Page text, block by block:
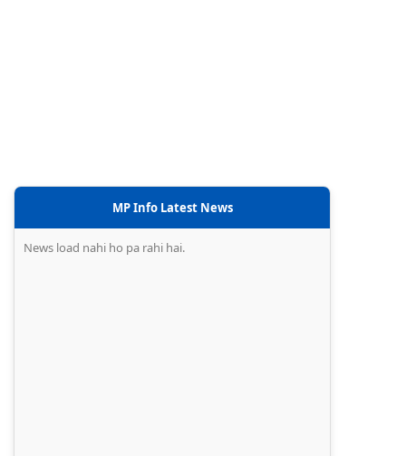
MP Info Latest News
News load nahi ho pa rahi hai.